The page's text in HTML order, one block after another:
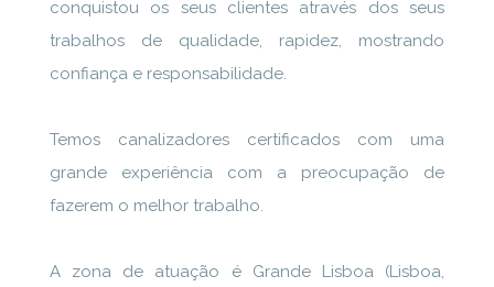
conquistou os seus clientes através dos seus
trabalhos de qualidade, rapidez, mostrando
confiança e responsabilidade.
Temos canalizadores certificados com uma
grande experiência com a preocupação de
fazerem o melhor trabalho.
A zona de atuação é Grande Lisboa (Lisboa,